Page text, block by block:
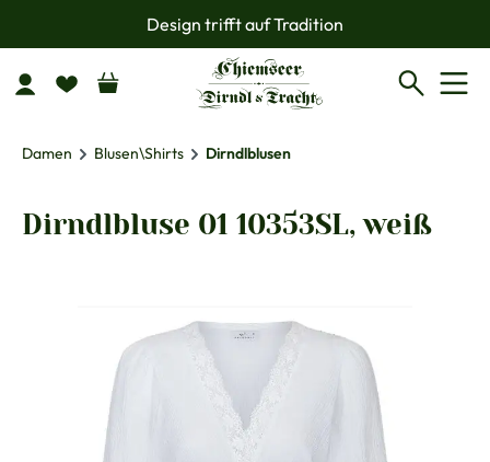
Zum Hauptinhalt springenDesign trifft auf Tradition
Damen Blusen\Shirts Dirndlblusen
Dirndlbluse 01 10353SL, weiß